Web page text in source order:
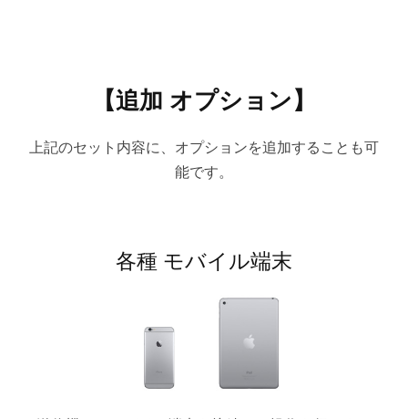
【追加 オプション】
上記のセット内容に、オプションを追加することも可
能です。
各種 モバイル端末